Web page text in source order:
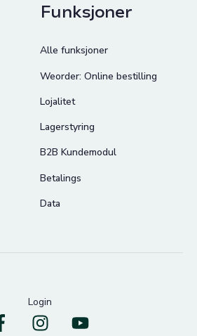
Funksjoner
Alle funksjoner
Weorder: Online bestilling
Lojalitet
Lagerstyring
B2B Kundemodul
Betalings
Data
Login